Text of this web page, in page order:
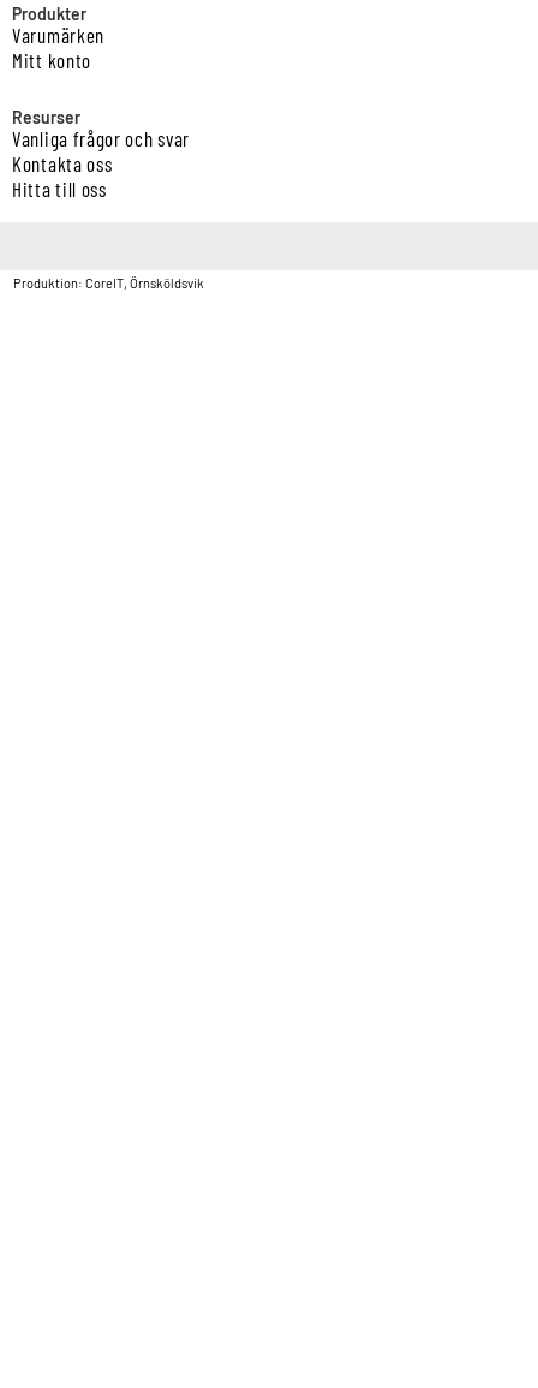
Produkter
Varumärken
Mitt konto
Resurser
Vanliga frågor och svar
Kontakta oss
Hitta till oss
Produktion: CoreIT, Örnsköldsvik